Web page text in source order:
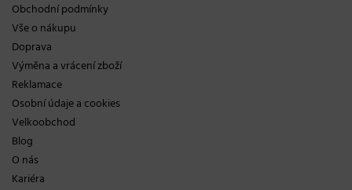
Obchodní podmínky
Vše o nákupu
Doprava
Výměna a vrácení zboží
Reklamace
Osobní údaje a cookies
Velkoobchod
Blog
O nás
Kariéra